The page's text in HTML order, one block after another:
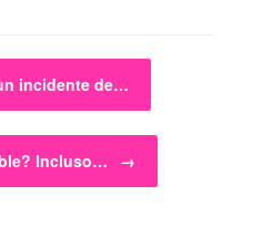
incidente de…
Incluso… →